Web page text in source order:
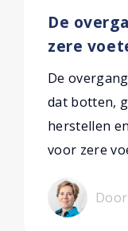
De
zere
De
dat botten,
herstellen
voor zere